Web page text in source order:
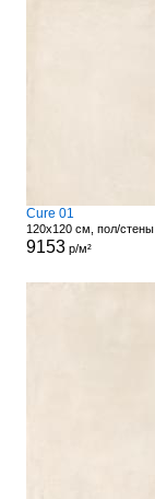
Cure 01
120x120 см, пол/стены
9153р/м²